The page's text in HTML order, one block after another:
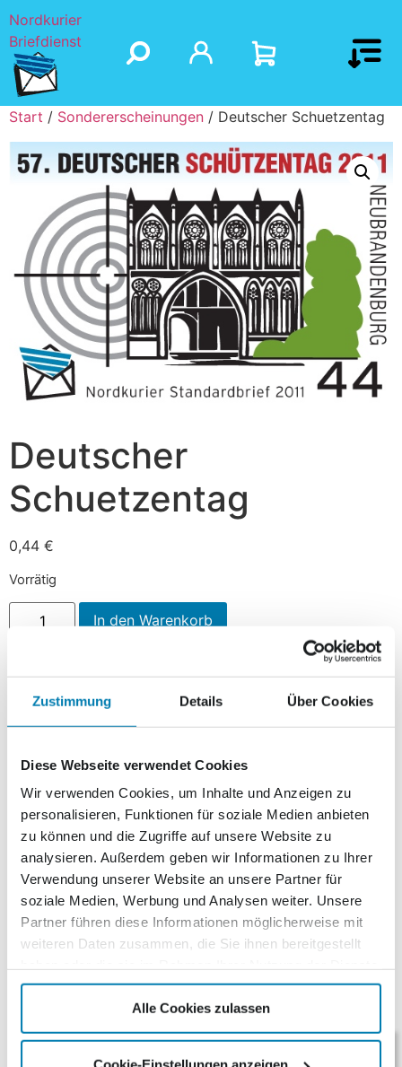
Zustimmung Details Über Cookies
Diese Webseite verwendet Cookies
Wir verwenden Cookies, um Inhalte und Anzeigen zu
personalisieren, Funktionen für soziale Medien anbieten
zu können und die Zugriffe auf unsere Website zu
analysieren. Außerdem geben wir Informationen zu Ihrer
Verwendung unserer Website an unsere Partner für
soziale Medien, Werbung und Analysen weiter. Unsere
Partner führen diese Informationen möglicherweise mit
weiteren Daten zusammen, die Sie ihnen bereitgestellt
gesammelt haben.
Alle Cookies zulassen
Nordkurier
Briefdienst
Start / Sondererscheinungen / Deutscher Schuetzentag
Deutscher
Schuetzentag
0,44 €
Vorrätig
In den Warenkorb
Am 16. April, anlässlich der Feierlichkeiten zur
Austragung des 57. Deutschen Schützentages in
Neubrandenburg, gab der Kurierverlag in
Zusammenarbeit mit dem Landesschützenverband
Mecklenburg Vorpommern eine Sondermarke heraus.Die
selbstklebende Wertmarke für den Standardbrief (0,44
€) zeigt das Stargarder Tor in Verbindung mit einer
Schützenscheibe
Ähnliche Produkte